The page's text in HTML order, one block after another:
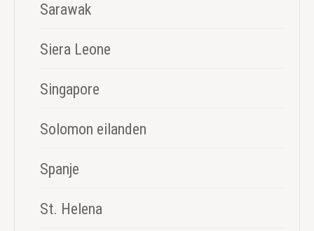
Sarawak
Siera Leone
Singapore
Solomon eilanden
Spanje
St. Helena